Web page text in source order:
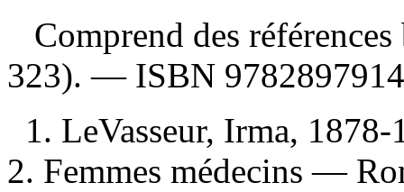
Comprend des
323). — ISBN
1. LeVasseur, Irma,
2. Femmes médecins —